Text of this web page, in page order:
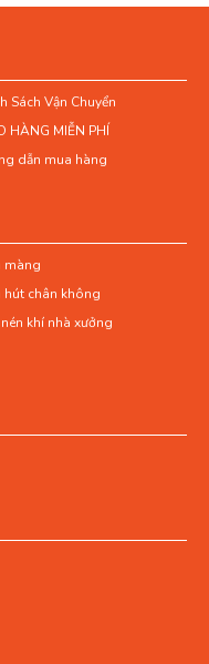
Sách Vận Chuyển
HÀNG MIỄN PHÍ
dẫn mua hàng
màng
hút chân không
khí nhà xưởng